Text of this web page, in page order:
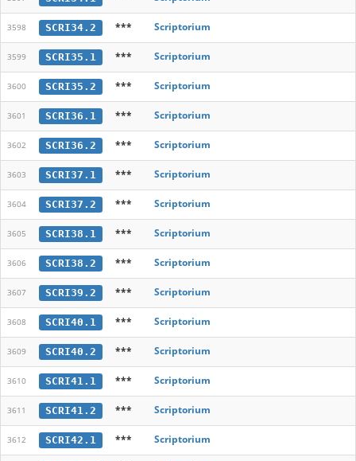
3598 SCRI34.2 *** Scriptorium
3599 SCRI35.1 *** Scriptorium
3600 SCRI35.2 *** Scriptorium
3601 SCRI36.1 *** Scriptorium
3602 SCRI36.2 *** Scriptorium
3603 SCRI37.1 *** Scriptorium
3604 SCRI37.2 *** Scriptorium
3605 SCRI38.1 *** Scriptorium
3606 SCRI38.2 *** Scriptorium
3607 SCRI39.2 *** Scriptorium
3608 SCRI40.1 *** Scriptorium
3609 SCRI40.2 *** Scriptorium
3610 SCRI41.1 *** Scriptorium
3611 SCRI41.2 *** Scriptorium
3612 SCRI42.1 *** Scriptorium